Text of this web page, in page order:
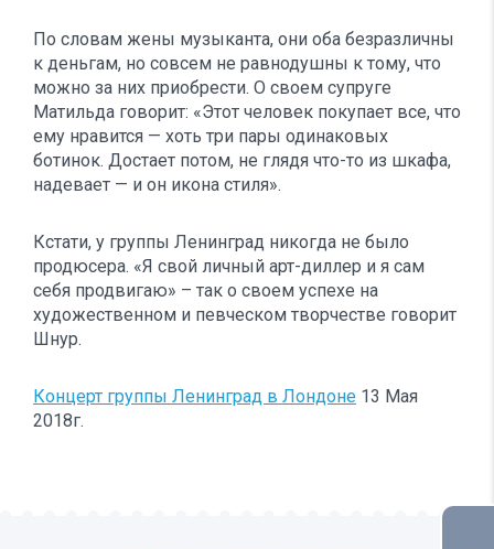
По словам жены музыканта, они оба безразличны
к деньгам, но совсем не равнодушны к тому, что
можно за них приобрести. О своем супруге
Матильда говорит: «Этот человек покупает все, что
ему нравится — хоть три пары одинаковых
ботинок. Достает потом, не глядя что-то из шкафа,
надевает — и он икона стиля».
Кстати, у группы Ленинград никогда не было
продюсера. «Я свой личный арт-диллер и я сам
себя продвигаю» – так о своем успехе на
художественном и певческом творчестве говорит
Шнур.
Концерт группы Ленинград в Лондоне 13 Мая
2018г.